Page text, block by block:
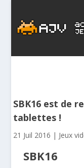
SBK16 est de
tablettes !
21 Juil 2016 | Jeux
SBK16